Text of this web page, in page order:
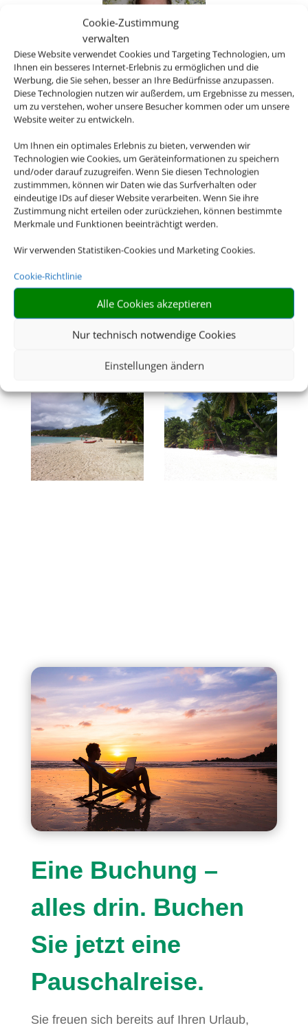
Cookie-Zustimmung
verwalten
Diese Website verwendet Cookies und Targeting Technologien, um
Ihnen ein besseres Internet-Erlebnis zu ermöglichen und die
Werbung, die Sie sehen, besser an Ihre Bedürfnisse anzupassen.
Diese Technologien nutzen wir außerdem, um Ergebnisse zu messen,
um zu verstehen, woher unsere Besucher kommen oder um unsere
Website weiter zu entwickeln.
Um Ihnen ein optimales Erlebnis zu bieten, verwenden wir
Technologien wie Cookies, um Geräteinformationen zu speichern
und/oder darauf zuzugreifen. Wenn Sie diesen Technologien
zustimmmen, können wir Daten wie das Surfverhalten oder
eindeutige IDs auf dieser Website verarbeiten. Wenn Sie ihre
Zustimmung nicht erteilen oder zurückziehen, können bestimmte
Merkmale und Funktionen beeinträchtigt werden.
Wir verwenden Statistiken-Cookies und Marketing Cookies.
Cookie-Richtlinie
Alle Cookies akzeptieren
Nur technisch notwendige Cookies
Einstellungen ändern
Reiseberater seit 35 Jahren
Seychellen
Eine Buchung –
alles drin. Buchen
Sie jetzt eine
Pauschalreise.
Sie freuen sich bereits auf Ihren Urlaub,